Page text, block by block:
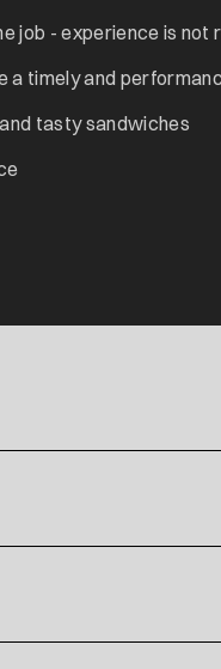
job - experience is not
a timely and
tasty sandwiches